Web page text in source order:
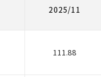
2025/11
111.88